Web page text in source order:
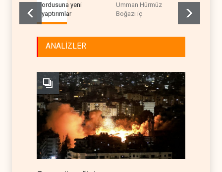
ordusuna yeni
yaptırımlar
Umman Hürmüz
Boğazı iç
tehdit ett
ANALİZLER